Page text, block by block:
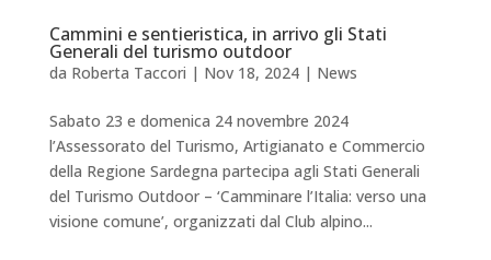
Cammini e sentieristica, in arrivo gli Stati
Generali del turismo outdoor
da Roberta Taccori | Nov 18, 2024| News
Sabato 23 e domenica 24 novembre 2024
l’Assessorato del Turismo, Artigianato e Commercio
della Regione Sardegna partecipa agli Stati Generali
del Turismo Outdoor – ‘Camminare l’Italia: verso una
visione comune’, organizzati dal Club alpino...